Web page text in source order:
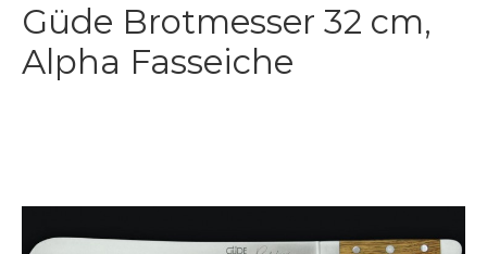
Güde Brotmesser 32 cm,
Alpha Fasseiche